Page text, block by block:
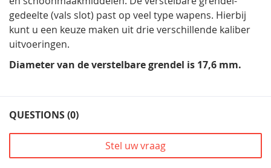
gedeelte (vals slot) past op veel type wapens. Hierbij
kunt u een keuze maken uit drie verschillende kaliber
uitvoeringen.
Diameter van de verstelbare grendel is 17,6 mm.
QUESTIONS (0)
Stel uw vraag